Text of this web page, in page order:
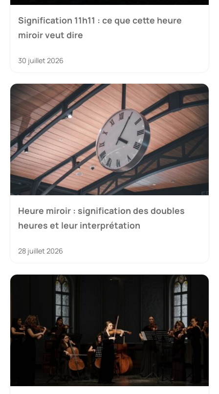
Signification 11h11 : ce que cette heure
miroir veut dire
30 juillet 2026
Heure miroir : signification des doubles
heures et leur interprétation
28 juillet 2026